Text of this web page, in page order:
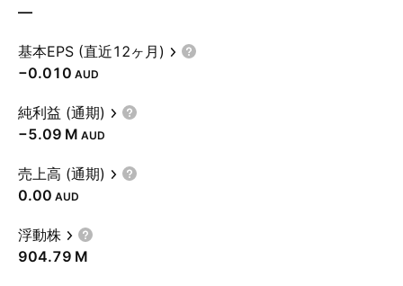
—
基本EPS (直近12ヶ月)
−0.010 AUD
純利益 (通期)
‪−5.09 M‬ AUD
売上高 (通期)
0.00 AUD
浮動株
‪904.79 M‬